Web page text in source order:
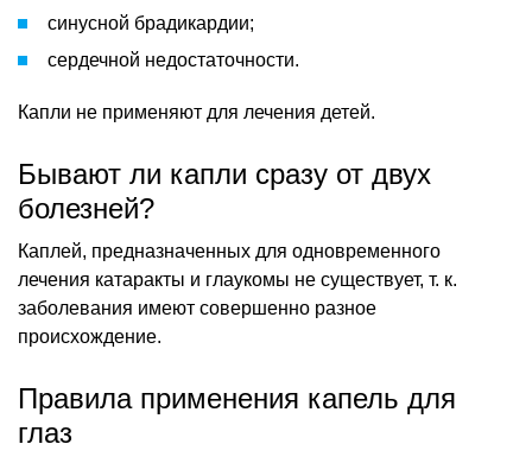
синусной брадикардии;
сердечной недостаточности.
Капли не применяют для лечения детей.
Бывают ли капли сразу от двух
болезней?
Каплей, предназначенных для одновременного
лечения катаракты и глаукомы не существует, т. к.
заболевания имеют совершенно разное
происхождение.
Правила применения капель для
глаз